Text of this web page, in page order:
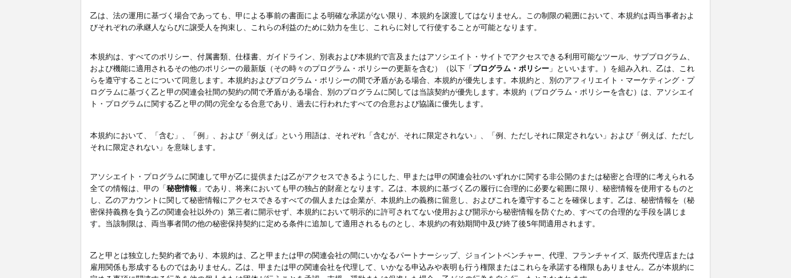
乙は、法の運用に基づく場合であっても、甲による事前の書面による明確な承諾がない限り、本規約を譲渡してはなりません。この制限の範囲において、本規約は両当事者およ
びそれぞれの承継人ならびに譲受人を拘束し、これらの利益のために効力を生じ、これらに対して行使することが可能となります。
本規約は、すべてのポリシー、付属書類、仕様書、ガイドライン、別表および本規約で言及またはアソシエイト・サイトでアクセスできる利用可能なツール、サブプログラム、
および機能に適用されるその他のポリシーの最新版（その時々のプログラム・ポリシーの更新を含む）（以下「プログラム・ポリシー 」といいます。）を組み入れ、乙は、これ
らを遵守することについて同意します。本規約およびプログラム・ポリシーの間で矛盾がある場合、本規約が優先します。本規約と、別のアフィリエイト・マーケティング・プ
ログラムに基づく乙と甲の関連会社間の契約の間で矛盾がある場合、別のプログラムに関しては当該契約が優先します。本規約（プログラム・ポリシーを含む）は、アソシエイ
ト・プログラムに関する乙と甲の間の完全なる合意であり、過去に行われたすべての合意および協議に優先します。
本規約において、「含む」、「例」、および「例えば」という用語は、それぞれ「含むが、それに限定されない」、「例、ただしそれに限定されない」および「例えば、ただし
それに限定されない」を意味します。
アソシエイト・プログラムに関連して甲が乙に提供または乙がアクセスできるようにした、甲または甲の関連会社のいずれかに関する非公開のまたは秘密と合理的に考えられる
全ての情報は、甲の「秘密情報 」であり、将来においても甲の独占的財産となります。乙は、本規約に基づく乙の履行に合理的に必要な範囲に限り、秘密情報を使用するものと
し、乙のアカウントに関して秘密情報にアクセスできるすべての個人または企業が、本規約上の義務に留意し、およびこれを遵守することを確保します。乙は、秘密情報を（秘
密保持義務を負う乙の関連会社以外の）第三者に開示せず、本規約において明示的に許可されてない使用および開示から秘密情報を防ぐため、すべての合理的な手段を講じま
す。当該制限は、両当事者間の他の秘密保持契約に定める条件に追加して適用されるものとし、本規約の有効期間中及び終了後5年間適用されます。
乙と甲とは独立した契約者であり、本規約は、乙と甲または甲の関連会社の間にいかなるパートナーシップ、ジョイントベンチャー、代理、フランチャイズ、販売代理店または
雇用関係も形成するものではありません。乙は、甲または甲の関連会社を代理して、いかなる申込みや表明も行う権限またはこれらを承諾する権限もありません。乙が本規約に